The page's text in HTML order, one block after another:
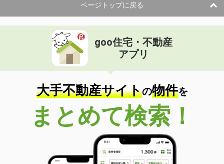
間取り
1LDK
福島県いわき市錦町中迎２丁目
価 格
住 所
福島県いわき市錦町中迎２丁目
専有面積 40.56m²
間取り
1LDK
福島県郡山市西ノ内１丁目
価 格
6.50万円
福島県郡山市西ノ内１丁目
37.38m²
間取り
1LDK
ページトップに戻る
goo住宅・不動産
アプリ
大手不動産サイトの物件を
まとめて検索！